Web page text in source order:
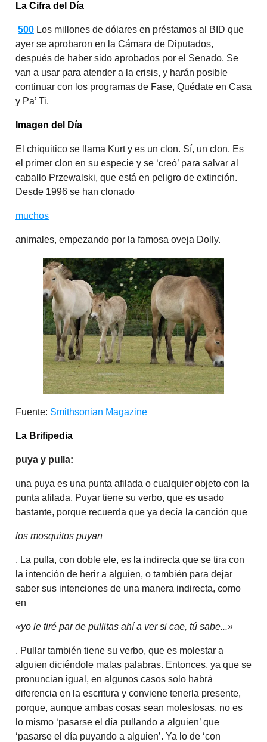
La Cifra del Día
500 Los millones de dólares en préstamos al BID que
ayer se aprobaron en la Cámara de Diputados,
después de haber sido aprobados por el Senado. Se
van a usar para atender a la crisis, y harán posible
continuar con los programas de Fase, Quédate en Casa
y Pa’ Ti.
Imagen del Día
El chiquitico se llama Kurt y es un clon. Sí, un clon. Es
el primer clon en su especie y se ‘creó’ para salvar al
caballo Przewalski, que está en peligro de extinción.
Desde 1996 se han clonado
muchos
animales, empezando por la famosa oveja Dolly.
Fuente: Smithsonian Magazine
La Brifipedia
puya y pulla:
una puya es una punta afilada o cualquier objeto con la
punta afilada. Puyar tiene su verbo, que es usado
bastante, porque recuerda que ya decía la canción que
los mosquitos puyan
. La pulla, con doble ele, es la indirecta que se tira con
la intención de herir a alguien, o también para dejar
saber sus intenciones de una manera indirecta, como
en
«yo le tiré par de pullitas ahí a ver si cae, tú sabe...»
. Pullar también tiene su verbo, que es molestar a
alguien diciéndole malas palabras. Entonces, ya que se
pronuncian igual, en algunos casos solo habrá
diferencia en la escritura y conviene tenerla presente,
porque, aunque ambas cosas sean molestosas, no es
lo mismo ‘pasarse el día pullando a alguien’ que
‘pasarse el día puyando a alguien’. Ya lo de ‘con